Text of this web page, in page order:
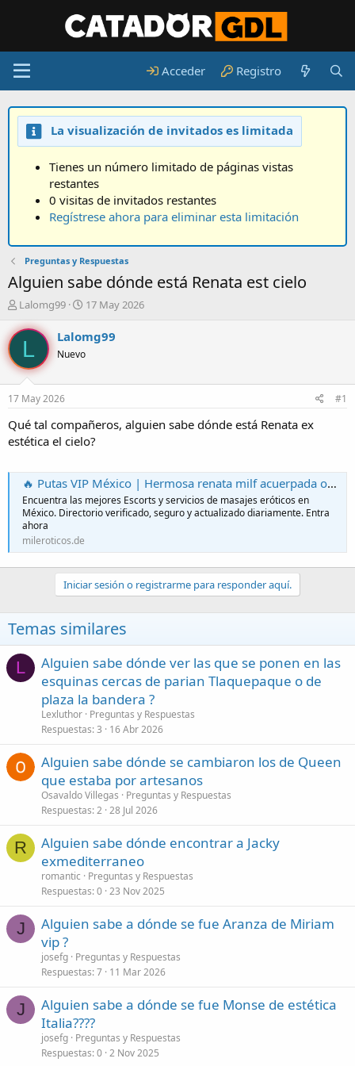
Acceder Registro
La visualización de invitados es limitada
Tienes un número limitado de páginas vistas
restantes
0 visitas de invitados restantes
Regístrese ahora para eliminar esta limitación
Preguntas y Respuestas
Alguien sabe dónde está Renata est cielo
A
t
d
e
e
m
Lalomg99
F
c
a
e
n
i
c
17 May 2026
L Lalomg99
Nuevo
17 May 2026 #1
Qué tal compañeros, alguien sabe dónde está Renata ex
estética el cielo?
🔥 Putas VIP México | Hermosa renata milf acuerpada operadita squirting con todo en su ubicación en Escorts en Guadalajara, Jalisco
Encuentra las mejores Escorts y servicios de masajes eróticos en
México. Directorio verificado, seguro y actualizado diariamente. Entra
ahora
mileroticos.de
Iniciar sesión o registrarme para responder aquí.
Temas similares
L
Alguien sabe dónde ver las que se ponen en las
esquinas cercas de parian Tlaquepaque o de
plaza la bandera ?
Lexluthor Preguntas y Respuestas
Respuestas 3 16 Abr 2026
Alguien sabe dónde se cambiaron los de Queen
que estaba por artesanos
Osavaldo Villegas
Preguntas y Respuestas
Respuestas 2 28 Jul 2026
R
Alguien sabe dónde encontrar a Jacky
exmediterraneo
romantic
Preguntas y Respuestas
Respuestas 0 23 Nov 2025
J
Alguien sabe a dónde se fue Aranza de Miriam
vip ?
josefg Preguntas y Respuestas
Respuestas 7 11 Mar 2026
J
Alguien sabe a dónde se fue Monse de estética
Italia????
josefg Preguntas y Respuestas
Respuestas 0 2 Nov 2025